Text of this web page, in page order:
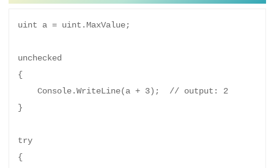
uint a = uint.MaxValue;
unchecked
{
    Console.WriteLine(a + 3);  // output: 2
}
try
{